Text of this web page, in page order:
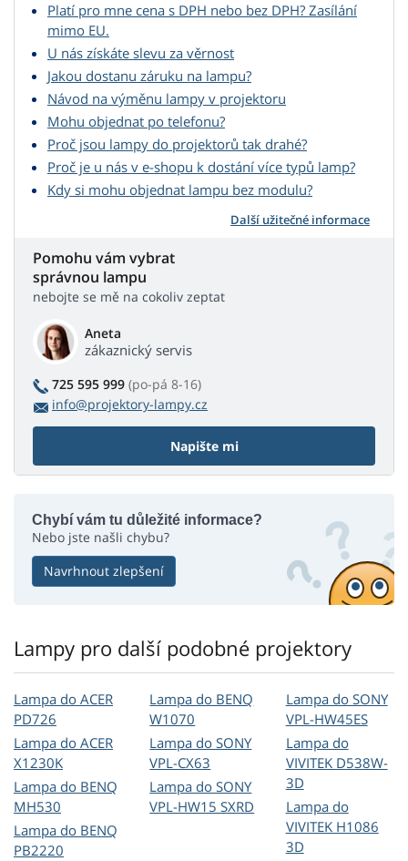
Platí pro mne cena s DPH nebo bez DPH? Zasílání
mimo EU.
U nás získáte slevu za věrnost
Jakou dostanu záruku na lampu?
Návod na výměnu lampy v projektoru
Mohu objednat po telefonu?
Proč jsou lampy do projektorů tak drahé?
Proč je u nás v e-shopu k dostání více typů lamp?
Kdy si mohu objednat lampu bez modulu?
Další užitečné informace
Pomohu vám vybrat
správnou lampu
nebojte se mě na cokoliv zeptat
Aneta
zákaznický servis
725 595 999 (po-pá 8-16)
info@projektory-lampy.cz
Napište mi
Chybí vám tu důležité informace?
Nebo jste našli chybu?
Navrhnout zlepšení
Lampy pro další podobné projektory
Lampa do ACER
PD726
Lampa do ACER
X1230K
Lampa do BENQ
MH530
Lampa do BENQ
PB2220
Lampa do BENQ
W1070
Lampa do SONY
VPL-CX63
Lampa do SONY
VPL-HW15 SXRD
Lampa do SONY
VPL-HW45ES
Lampa do
VIVITEK D538W-
3D
Lampa do
VIVITEK H1086
3D